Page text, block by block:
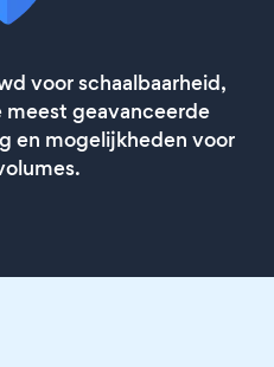
voor schaalbaarheid,
geavanceerde
en mogelijkheden voor